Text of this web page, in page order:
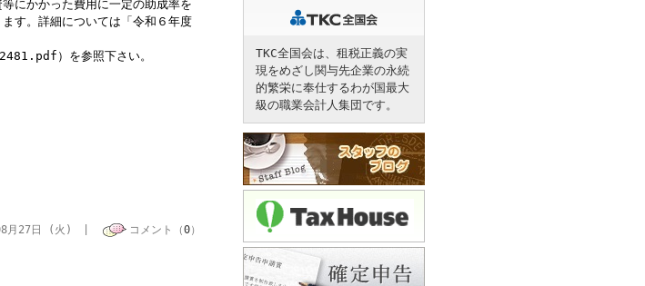
にかかった費用に一定の助成率を
す。詳細については「令和６年度
）を参照下さい。
月27日 (火) | コメント（0）
TKC全国会は、租税正義の実
現をめざし関与先企業の永続
的繁栄に奉仕するわが国最大
級の職業会計人集団です。